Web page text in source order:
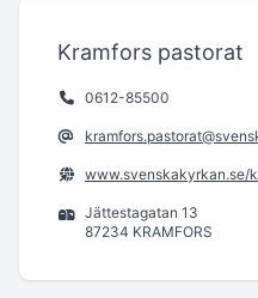
Kramfors pastorat
0612-85500
www.svenskakyrkan.se/
Jättestagatan 13
87234 KRAMFORS